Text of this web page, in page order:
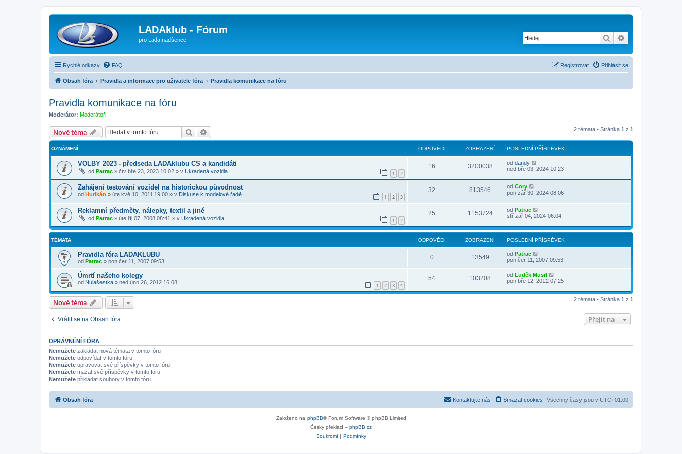
LADAklub - Fórum
pro Lada nadšence Hledat
Rychlé odkazy FAQ Přihlásit se
Registrovat
Obsah fóra Pravidla a informace pro uživatele fóra Pravidla komunikace na fóru
Pravidla komunikace na fóru
Moderátor: Moderátoři
Nové téma Hledat 2 témata • Stránka 1 z 1
OZNÁMENÍ ODPOVĚDI ZOBRAZENÍ POSLEDNÍ PŘÍSPĚVEK
VOLBY 2023 - předseda LADAklubu CS a kandidáti
od Patrac » čtv bře 23, 2023 10:02 » v Ukradená vozidla 1 2
16 3200038 od dandy
ned bře 03, 2024 10:23
Zahájení testování vozidel na historickou původnost
od Hurikán » úte kvě 10, 2011 19:00 » v Diskuse k modelové řadě 1 2 3
32 813546 od Cory
pon zář 30, 2024 08:06
Reklamní předměty, nálepky, textil a jiné
od Patrac » úte říj 07, 2008 08:41 » v Ukradená vozidla 1 2
25 1153724 od Patrac
stř zář 04, 2024 06:04
TÉMATA ODPOVĚDI ZOBRAZENÍ POSLEDNÍ PŘÍSPĚVEK
Pravidla fóra LADAKLUBU
od Patrac » pon čer 11, 2007 09:53
0 13549 od Patrac
pon čer 11, 2007 09:53
Úmrtí našeho kolegy
od Nulašestka » ned úno 26, 2012 16:08 1 2 3 4
54 103208 od Luděk Musil
pon bře 12, 2012 07:25
Nové téma 2 témata • Stránka 1 z 1
Vrátit se na Obsah fóra Přejít na
OPRÁVNĚNÍ FÓRA
Nemůžete zakládat nová témata v tomto fóru
Nemůžete odpovídat v tomto fóru
Nemůžete upravovat své příspěvky v tomto fóru
Nemůžete mazat své příspěvky v tomto fóru
Nemůžete přikládat soubory v tomto fóru
Obsah fóra Všechny časy jsou v UTC+01:00
Smazat cookies
Kontaktujte nás
Založeno na phpBB® Forum Software © phpBB Limited
Český překlad – phpBB.cz
Soukromí| Podmínky